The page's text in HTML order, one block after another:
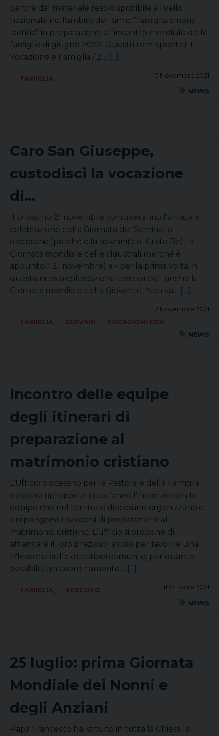
partire dal materiale reso disponibile a livello
nazionale nell'ambito dell'anno "famiglia amoris
laetitia" in preparazione all'incontro mondiale delle
famiglie di giugno 2022. Questi i temi specifici: 1 –
Vocazione e Famiglia / 2… [...]
15 Novembre 2021
FAMIGLIA
NEWS
Caro San Giuseppe,
custodisci la vocazione
di…
Il prossimo 21 novembre coincideranno l’annuale
celebrazione della Giornata del Seminario
diocesano (perché è la solennità di Cristo Re), la
Giornata mondiale delle claustrali (perché è
appunto il 21 novembre) e - per la prima volta in
questa nuova collocazione temporale - anche la
Giornata mondiale della Gioventù. Non va… [...]
2 Novembre 2021
FAMIGLIA, GIOVANI,
VOCAZIONI CDV
NEWS
Incontro delle equipe
degli itinerari di
preparazione al
matrimonio cristiano
L’Ufficio diocesano per la Pastorale della Famiglia
desidera riproporre quest’anno l’incontro con le
equipe che nel territorio diocesano organizzano e
propongono i percorsi di preparazione al
matrimonio cristiano. L’ufficio si propone di
affiancare il loro prezioso lavoro per favorire una
riflessione sulle questioni comuni e, per quanto
possibile, un coordinamento… [...]
11 Ottobre 2021
FAMIGLIA,
VESCOVO
NEWS
25 luglio: prima Giornata
Mondiale dei Nonni e
degli Anziani
Papa Francesco ha istituito in tutta la Chiesa la